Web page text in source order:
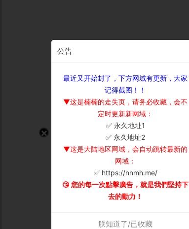
公告
最近又开始封了，下方网域有更新，大家
记得截图！！
▼这是楠楠的走失页，请务必收藏，会不
定时更新新网域：
✅ 永久地址1
✅ 永久地址2
▼这是大陆地区网域，会自动跳转最新的
网域：
✅ https://nnmh.me/
😘 您的每一次點擊廣告，就是我們堅持下
去的動力！
朕知道了/已收藏
×